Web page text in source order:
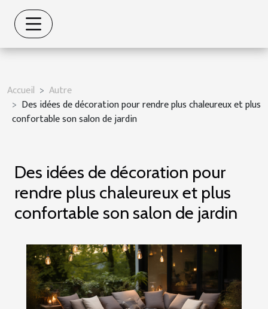
Accueil
Autre
Des idées de décoration pour rendre plus chaleureux et plus
confortable son salon de jardin
Des idées de décoration pour
rendre plus chaleureux et plus
confortable son salon de jardin